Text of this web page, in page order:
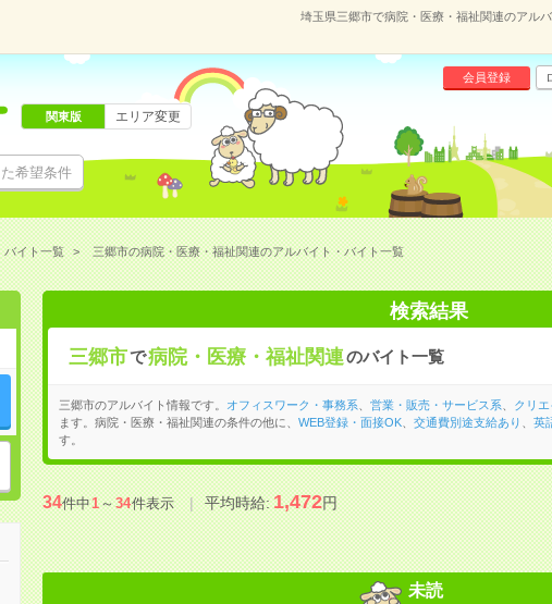
埼玉県三郷市で病院・医療・福祉関連のアル
希望条件
会員登録
関東版 エリア変更
バイト一覧 三郷市の病院・医療・福祉関連のアルバイト・バイト一覧
検索結果
三郷市で病院・医療・福祉関連のバイト一覧
三郷市のアルバイト情報です。 オフィスワーク・事務系 営業・販売・サービス系 クリ
ます。病院・医療・福祉関連の条件の他に、 WEB登録・面接OK、 交通費別途支給あり 英
す。
34件中1～34件表示 平均時給:1,472円
未読